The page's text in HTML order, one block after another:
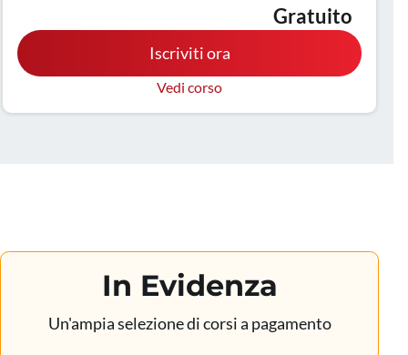
Gratuito
Iscriviti ora
Vedi corso
In Evidenza
Un'ampia selezione di corsi a pagamento